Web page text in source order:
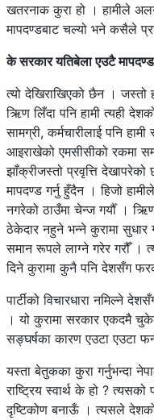
खतरनाक कुरा हो । हामीले
मापदण्डबाट चल्यो भने कसैले
के सरकार यतिबेला एउटै
त्यो देखिराखिएको छैन । जस्तो
ऋिण लिँदा पनि हामी त्यही
सामग्री, कर्मचारीलाई पनि
आइराखेको एमसीसीको रकमा
झाँक्रीजस्तो प्रवृत्ति
मापदण्ड गर्नु हुँदैन । हिजो
नगरेको ठाउँमा चेन्ज गर्यौँ । ऋिण
ठेकेदार नहुने भन्ने कुरामा सुधार
समान रूपले लाग्ने गरेर गरौँ ।
दिने कुरामा कुनै पनि देशसँग
पार्टीको विचारधारा नमिल्ने
। यो कुरामा सरकार एकदमै
सङ्घर्षका कारण एउटा एउटा
यस्ता बेतुकका कुरा गर्नुभन्दा
राष्ट्रिय स्वार्थ के हो ?
दृष्टिकोण बनाऊँ । त्यसले देशको